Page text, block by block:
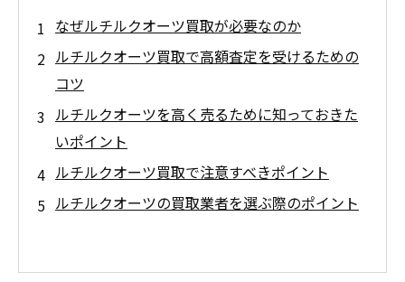
なぜルチルクオーツ買取が必要なのか
ルチルクオーツ買取で高額査定を受けるための
コツ
ルチルクオーツを高く売るために知っておきた
いポイント
ルチルクオーツ買取で注意すべきポイント
ルチルクオーツの買取業者を選ぶ際のポイント